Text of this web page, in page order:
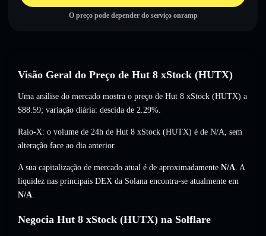
O preço pode depender do serviço onramp
Visão Geral do Preço de Hut 8 xStock (HUTX)
Uma análise do mercado mostra o preço de Hut 8 xStock (HUTX) a
$88.59; variação diária: descida de 2.29%.
Raio-X: o volume de 24h de Hut 8 xStock (HUTX) é de N/A, sem
alteração face ao dia anterior.
A sua capitalização de mercado atual é de aproximadamente N/A. A
liquidez nas principais DEX da Solana encontra-se atualmente em
N/A.
Negocia Hut 8 xStock (HUTX) na Solflare